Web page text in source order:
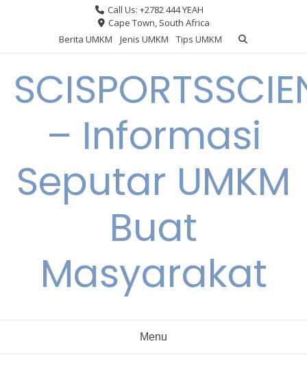
Call Us: +2782 444 YEAH
Cape Town, South Africa
Berita UMKM
Jenis UMKM Tips UMKM
– Informasi
Seputar UMKM
Buat
Masyarakat
Menu